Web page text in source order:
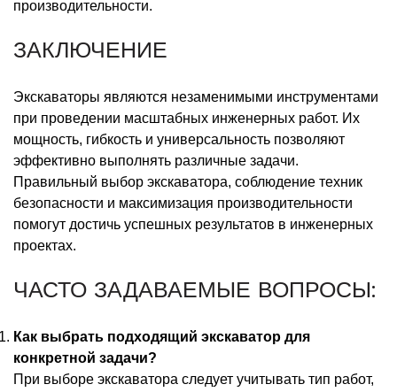
производительности.
ЗАКЛЮЧЕНИЕ
Экскаваторы являются незаменимыми инструментами
при проведении масштабных инженерных работ. Их
мощность, гибкость и универсальность позволяют
эффективно выполнять различные задачи.
Правильный выбор экскаватора, соблюдение техник
безопасности и максимизация производительности
помогут достичь успешных результатов в инженерных
проектах.
ЧАСТО ЗАДАВАЕМЫЕ ВОПРОСЫ:
Как выбрать подходящий экскаватор для
конкретной задачи?
При выборе экскаватора следует учитывать тип работ,